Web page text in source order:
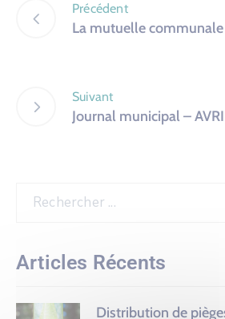
Précédent
La mutuelle
Suivant
Journal municipal –
Articles Récents
Distribution de